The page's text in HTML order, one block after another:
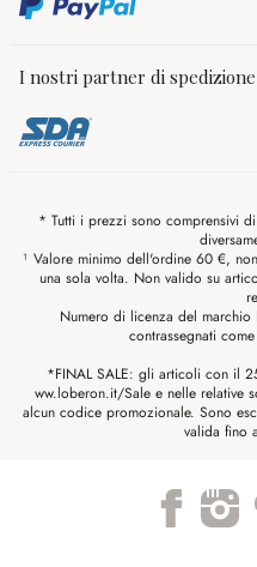
I nostri partner di spedizione
* Tutti i prezzi sono comprensivi
¹ Valore minimo dell'ordine 60 €,
una sola volta. Non valido su
Numero di licenza del
contrassegnati
*FINAL SALE: gli articoli con il
ww.loberon.it/Sale e nelle relative
alcun codice promozionale. Sono
valida fino